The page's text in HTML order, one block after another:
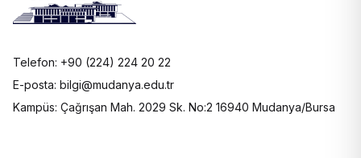
Telefon: +90 (224) 224 20 22
E-posta: bilgi@mudanya.edu.tr
Kampüs: Çağrışan Mah. 2029 Sk. No:2 16940 Mudanya/Bursa